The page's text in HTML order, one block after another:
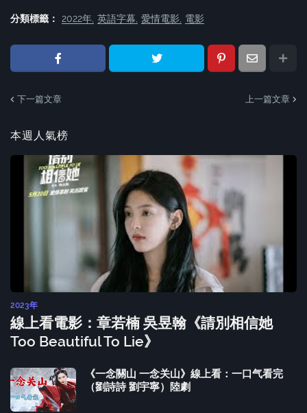
分類標籤： 2022年 英語字幕 愛情電影 電影
下一篇文章 上一篇文章
本週人氣榜
2023年
線上看電影：章若楠 吳昱翰《請別相信她
Too Beautiful To Lie》
《一念關山 一念关山》線上看：一口气看完
（劉詩詩 劉宇寧）陸劇